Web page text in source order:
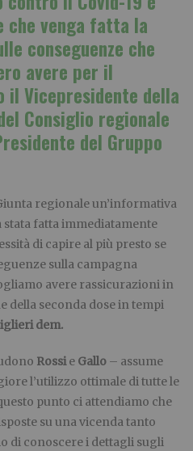
venga fatta la
conseguenze che
avere per il
il Vicepresidente della
Consiglio regionale
del Gruppo
regionale un’informativa
stata fatta immediatamente
di capire al più presto se
sulla campagna
avere rassicurazioni in
della seconda dose in tempi
dem.
Rossie Gallo – assume
l’utilizzo ottimale di tutte le
punto ci attendiamo che
su una vicenda tanto
di conoscere i dettagli sugli